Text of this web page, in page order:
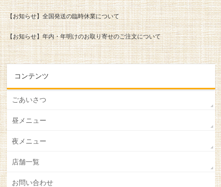
【お知らせ】全国発送の臨時休業について
【お知らせ】年内・年明けのお取り寄せのご注文について
コンテンツ
ごあいさつ
昼メニュー
夜メニュー
店舗一覧
お問い合わせ